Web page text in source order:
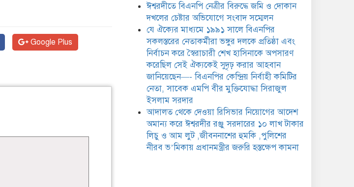
Google Plus
ঈশ্বরদীতে বিএনপি নেত্রীর বিরুদ্ধে জমি ও দোকান
দখলের চেষ্টার অভিযোগে সংবাদ সম্মেলন
যে ঐক্যের মাধ্যমে ১৯৯১ সালে বিএনপির
সকলস্তরের নেতাকর্মীরা ভঙ্গুর দলকে প্রতিষ্ঠা এবং
নির্বাচন করে স্বৈরাচারী শেখ হাসিনাকে অপসারণ
করেছিল সেই ঐক্যকেই সুদৃঢ় করার আহবান
জানিয়েছেন—- বিএনপির কেন্দ্রিয় নির্বাহী কমিটির
নেতা, সাবেক এমপি বীর মুক্তিযোদ্ধা সিরাজুল
ইসলাম সরদার
আদালত থেকে দেওয়া রিসিভার নিয়োগের আদেশ
অমান্য করে ঈশ্বরদীর রঞ্জু সরদারের ১০ লাখ টাকার
লিচু ও আম লুট ,জীবননাশের হুমকি ,পুলিশের
নীরব ভ’মিকায় প্রধানমন্ত্রীর জরুরি হস্তক্ষেপ কামনা